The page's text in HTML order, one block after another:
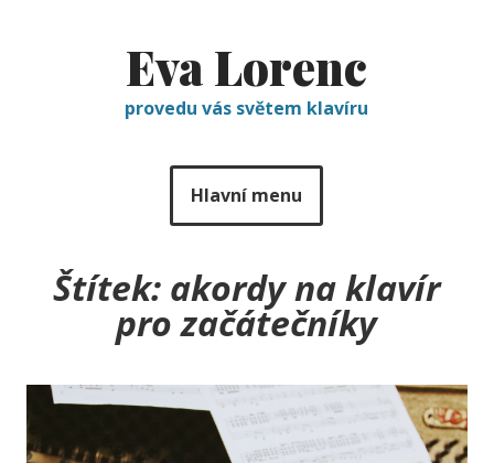
Eva Lorenc
provedu vás světem klavíru
Hlavní menu
Štítek: akordy na klavír
pro začátečníky